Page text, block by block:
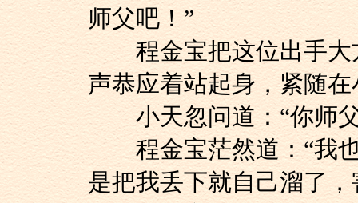
师父吧！”
程金宝把这位出手大
声恭应着站起身，紧随
小天忽问道：“你师父
程金宝茫然道：“我也
是把我丢下就自己溜了